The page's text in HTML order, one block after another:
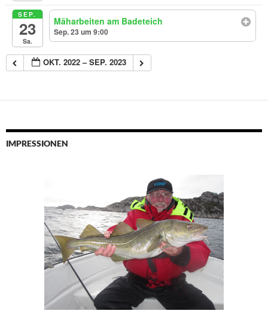
SEP.
23
Sa.
Mäharbeiten am Badeteich
Sep. 23 um 9:00
OKT. 2022 – SEP. 2023
IMPRESSIONEN